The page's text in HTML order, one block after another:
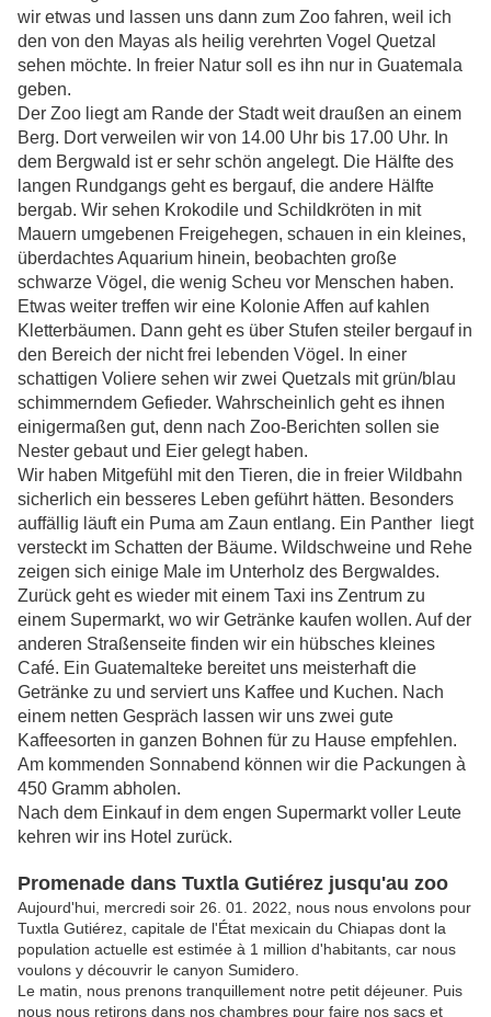
wir etwas und lassen uns dann zum Zoo fahren, weil ich
den von den Mayas als heilig verehrten Vogel Quetzal
sehen möchte. In freier Natur soll es ihn nur in Guatemala
geben.
Der Zoo liegt am Rande der Stadt weit draußen an einem
Berg. Dort verweilen wir von 14.00 Uhr bis 17.00 Uhr. In
dem Bergwald ist er sehr schön angelegt. Die Hälfte des
langen Rundgangs geht es bergauf, die andere Hälfte
bergab. Wir sehen Krokodile und Schildkröten in mit
Mauern umgebenen Freigehegen, schauen in ein kleines,
überdachtes Aquarium hinein, beobachten große
schwarze Vögel, die wenig Scheu vor Menschen haben.
Etwas weiter treffen wir eine Kolonie Affen auf kahlen
Kletterbäumen. Dann geht es über Stufen steiler bergauf in
den Bereich der nicht frei lebenden Vögel. In einer
schattigen Voliere sehen wir zwei Quetzals mit grün/blau
schimmerndem Gefieder. Wahrscheinlich geht es ihnen
einigermaßen gut, denn nach Zoo-Berichten sollen sie
Nester gebaut und Eier gelegt haben.
Wir haben Mitgefühl mit den Tieren, die in freier Wildbahn
sicherlich ein besseres Leben geführt hätten. Besonders
auffällig läuft ein Puma am Zaun entlang. Ein Panther liegt
versteckt im Schatten der Bäume. Wildschweine und Rehe
zeigen sich einige Male im Unterholz des Bergwaldes.
Zurück geht es wieder mit einem Taxi ins Zentrum zu
einem Supermarkt, wo wir Getränke kaufen wollen. Auf der
anderen Straßenseite finden wir ein hübsches kleines
Café. Ein Guatemalteke bereitet uns meisterhaft die
Getränke zu und serviert uns Kaffee und Kuchen. Nach
einem netten Gespräch lassen wir uns zwei gute
Kaffeesorten in ganzen Bohnen für zu Hause empfehlen.
Am kommenden Sonnabend können wir die Packungen à
450 Gramm abholen.
Nach dem Einkauf in dem engen Supermarkt voller Leute
kehren wir ins Hotel zurück.
Promenade dans Tuxtla Gutiérez jusqu'au zoo
Aujourd'hui, mercredi soir 26. 01. 2022, nous nous envolons pour
Tuxtla Gutiérez, capitale de l'État mexicain du Chiapas dont la
population actuelle est estimée à 1 million d'habitants, car nous
voulons y découvrir le canyon Sumidero.
Le matin, nous prenons tranquillement notre petit déjeuner. Puis
nous nous retirons dans nos chambres pour faire nos sacs et